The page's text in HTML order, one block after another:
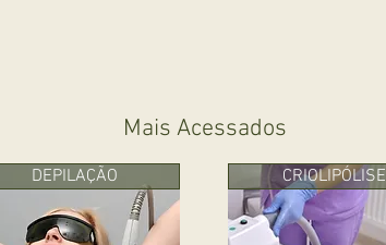
Mais Acessados
DEPILAÇÃO CRIOLIPÓLISE